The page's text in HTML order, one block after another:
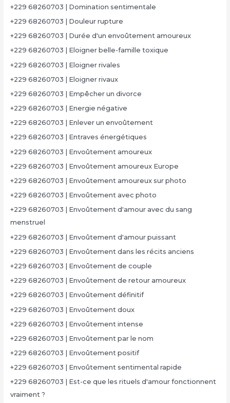
+229 68260703 | Domination sentimentale
+229 68260703 | Douleur rupture
+229 68260703 | Durée d'un envoûtement amoureux
+229 68260703 | Eloigner belle-famille toxique
+229 68260703 | Eloigner rivales
+229 68260703 | Eloigner rivaux
+229 68260703 | Empêcher un divorce
+229 68260703 | Energie négative
+229 68260703 | Enlever un envoûtement
+229 68260703 | Entraves énergétiques
+229 68260703 | Envoûtement amoureux
+229 68260703 | Envoûtement amoureux Europe
+229 68260703 | Envoûtement amoureux sur photo
+229 68260703 | Envoûtement avec photo
+229 68260703 | Envoûtement d'amour avec du sang
menstruel
+229 68260703 | Envoûtement d'amour puissant
+229 68260703 | Envoûtement dans les récits anciens
+229 68260703 | Envoûtement de couple
+229 68260703 | Envoûtement de retour amoureux
+229 68260703 | Envoûtement définitif
+229 68260703 | Envoûtement doux
+229 68260703 | Envoûtement intense
+229 68260703 | Envoûtement par le nom
+229 68260703 | Envoûtement positif
+229 68260703 | Envoûtement sentimental rapide
+229 68260703 | Est-ce que les rituels d'amour fonctionnent
vraiment ?